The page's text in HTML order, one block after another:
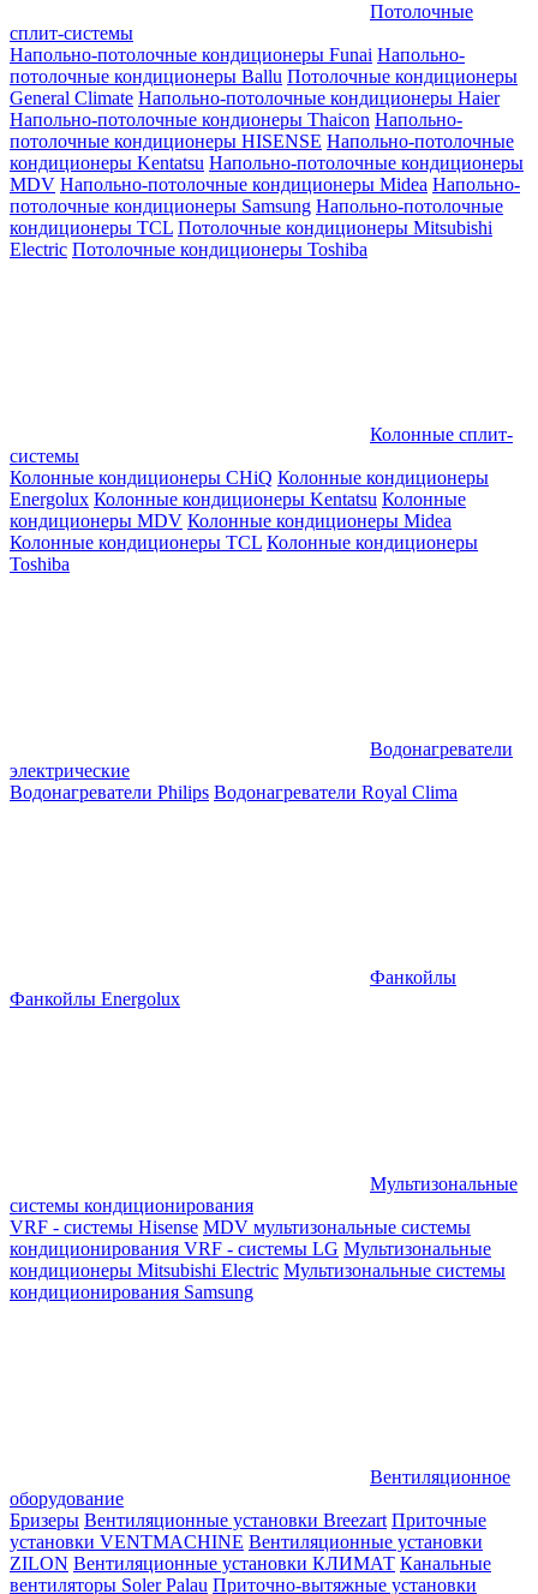
Потолочные
сплит-системы
Напольно-потолочные кондиционеры Funai Напольно-
потолочные кондиционеры Ballu Потолочные кондиционеры
General Climate Напольно-потолочные кондиционеры Haier
Напольно-потолочные кондионеры Thaicon Напольно-
потолочные кондиционеры HISENSE Напольно-потолочные
кондиционеры Kentatsu Напольно-потолочные кондиционеры
MDV Напольно-потолочные кондиционеры Midea Напольно-
потолочные кондиционеры Samsung Напольно-потолочные
кондиционеры TCL Потолочные кондиционеры Mitsubishi
Electric Потолочные кондиционеры Toshiba
Колонные сплит-
системы
Колонные кондиционеры CHiQ Колонные кондиционеры
Energolux Колонные кондиционеры Kentatsu Колонные
кондиционеры MDV Колонные кондиционеры Midea
Колонные кондиционеры TCL Колонные кондиционеры
Toshiba
Водонагреватели
электрические
Водонагреватели Philips Водонагреватели Royal Clima
Фанкойлы
Фанкойлы Energolux
Мультизональные
системы кондиционирования
VRF - системы Hisense MDV мультизональные системы
кондиционирования VRF - системы LG Мультизональные
кондиционеры Mitsubishi Electric Мультизональные системы
кондиционирования Samsung
Вентиляционное
оборудование
Бризеры Вентиляционные установки Breezart Приточные
установки VENTMACHINE Вентиляционные установки
ZILON Вентиляционные установки КЛИМАТ Канальные
вентиляторы Soler Palau Приточно-вытяжные установки